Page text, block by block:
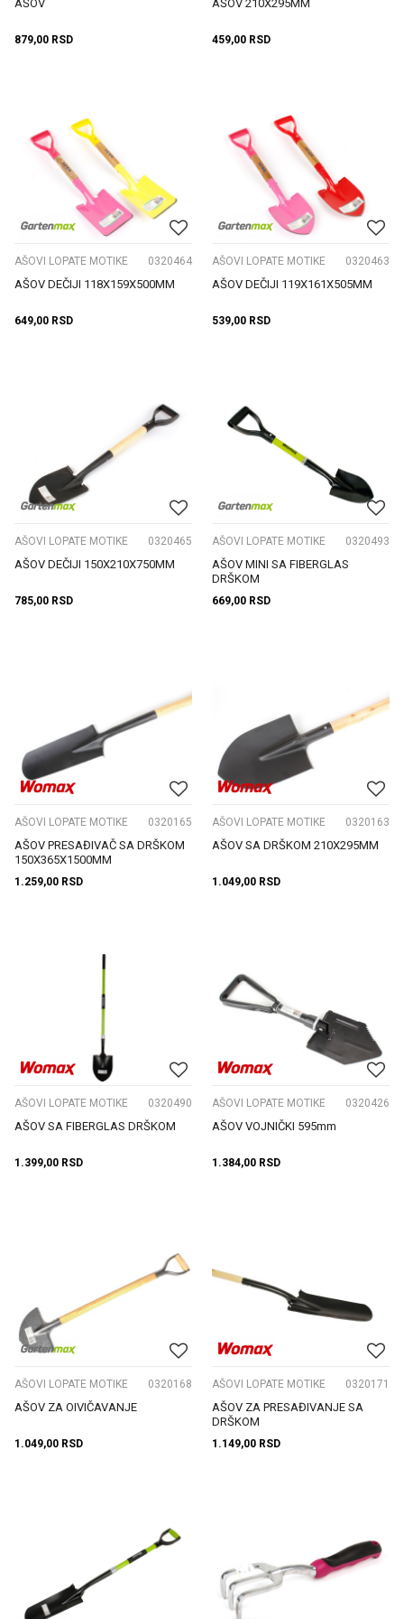
AŠOV
879,00 RSD
AŠOV 210X295MM
459,00 RSD
AŠOVI LOPATE MOTIKE 0320464
AŠOV DEČIJI 118X159X500MM
649,00 RSD
AŠOVI LOPATE MOTIKE 0320463
AŠOV DEČIJI 119X161X505MM
539,00 RSD
AŠOVI LOPATE MOTIKE 0320465
AŠOV DEČIJI 150X210X750MM
785,00 RSD
AŠOVI LOPATE MOTIKE 0320493
AŠOV MINI SA FIBERGLAS
DRŠKOM
669,00 RSD
AŠOVI LOPATE MOTIKE 0320165
AŠOV PRESAĐIVAČ SA DRŠKOM
150X365X1500MM
1.259,00 RSD
AŠOVI LOPATE MOTIKE 0320163
AŠOV SA DRŠKOM 210X295MM
1.049,00 RSD
AŠOVI LOPATE MOTIKE 0320490
AŠOV SA FIBERGLAS DRŠKOM
1.399,00 RSD
AŠOVI LOPATE MOTIKE 0320426
AŠOV VOJNIČKI 595mm
1.384,00 RSD
AŠOVI LOPATE MOTIKE 0320168
AŠOV ZA OIVIČAVANJE
1.049,00 RSD
AŠOVI LOPATE MOTIKE 0320171
AŠOV ZA PRESAĐIVANJE SA
DRŠKOM
1.149,00 RSD